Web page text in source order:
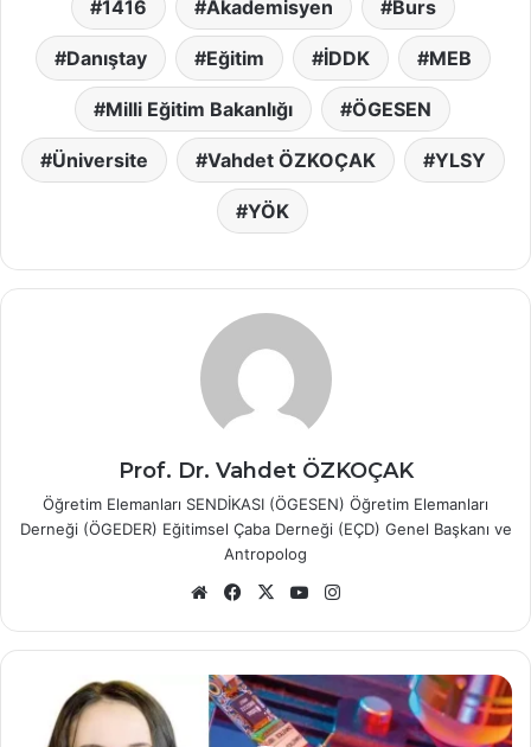
1416 Akademisyen Burs
Danıştay Eğitim İDDK MEB
Milli Eğitim Bakanlığı ÖGESEN
Üniversite Vahdet ÖZKOÇAK YLSY
YÖK
Prof. Dr. Vahdet ÖZKOÇAK
Öğretim Elemanları SENDİKASI (ÖGESEN) Öğretim Elemanları
Derneği (ÖGEDER) Eğitimsel Çaba Derneği (EÇD) Genel Başkanı ve
Antropolog
Web
Facebook
X YouTube
Biliminsanından
Hasarlı